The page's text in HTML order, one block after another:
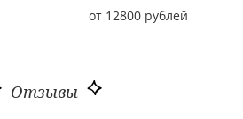
от 12800 рублей
Отзывы